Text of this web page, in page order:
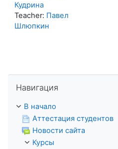
Кудрина
Teacher: Павел
Шлюпкин
Навигация
В начало
Аттестация студентов
Новости сайта
Курсы